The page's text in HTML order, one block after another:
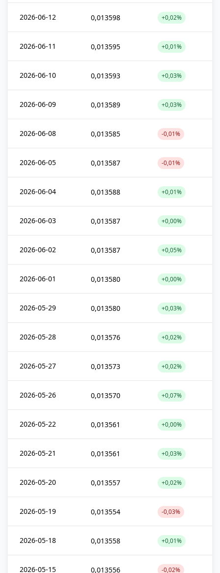
2026-06-12 0,013598 +0,02%
2026-06-11 0,013595 +0,01%
2026-06-10 0,013593 +0,03%
2026-06-09 0,013589 +0,03%
2026-06-08 0,013585 -0,01%
2026-06-05 0,013587 -0,01%
2026-06-04 0,013588 +0,01%
2026-06-03 0,013587 +0,00%
2026-06-02 0,013587 +0,05%
2026-06-01 0,013580 +0,00%
2026-05-29 0,013580 +0,03%
2026-05-28 0,013576 +0,02%
2026-05-27 0,013573 +0,02%
2026-05-26 0,013570 +0,07%
2026-05-22 0,013561 +0,00%
2026-05-21 0,013561 +0,03%
2026-05-20 0,013557 +0,02%
2026-05-19 0,013554 -0,03%
2026-05-18 0,013558 +0,01%
2026-05-15 0,013556 -0,02%